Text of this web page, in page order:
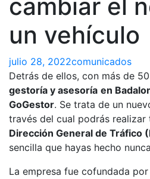
cambiar el
un vehículo
julio 28, 2022comunicados
Detrás de ellos, con más de
gestoría y asesoría en
GoGestor. Se trata de un
través del cual podrás realizar
Dirección General de Tráfico
sencilla que hayas hecho
La empresa fue cofundada por